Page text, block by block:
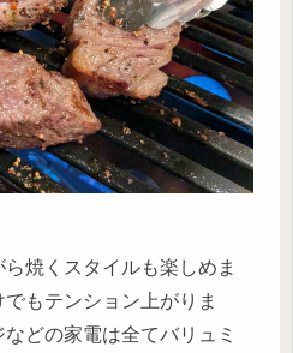
焼くスタイルも楽しめま
もテンション上がりま
どの家電は全てバリュミ